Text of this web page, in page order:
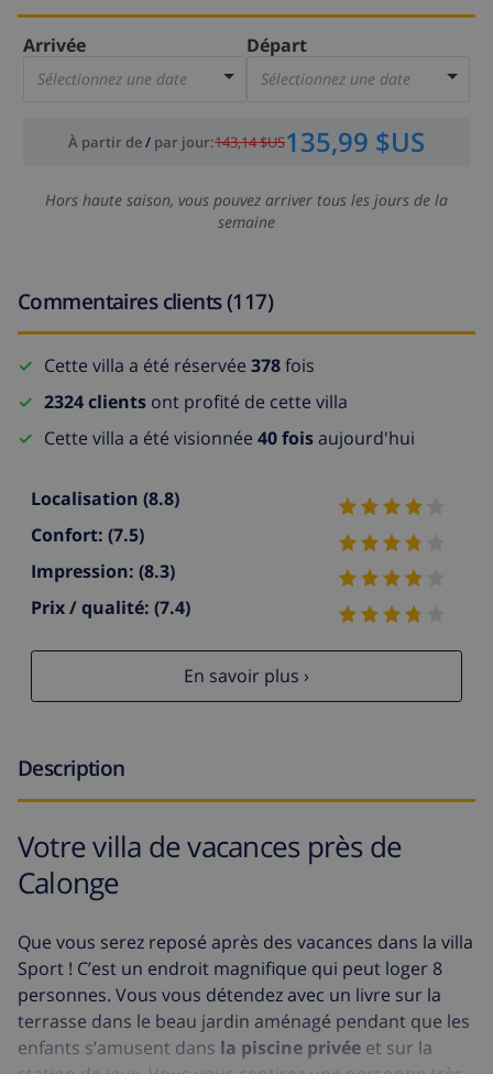
Arrivée
Sélectionnez une date
Départ
Sélectionnez une date
À partir de/ par jour:143,14 $US135,99 $US
Hors haute saison, vous pouvez arriver tous les jours de la
semaine
Commentaires clients (117)
Cette villa a été réservée 378fois
2324 clients ont profité de cette villa
Cette villa a été visionnée 40 foisaujourd'hui
Localisation (8.8)
Confort: (7.5)
Impression: (8.3)
Prix / qualité: (7.4)
En savoir plus ›
Description
Votre villa de vacances près de
Calonge
Que vous serez reposé après des vacances dans la villa
Sport ! C’est un endroit magnifique qui peut loger 8
personnes. Vous vous détendez avec un livre sur la
terrasse dans le beau jardin aménagé pendant que les
enfants s’amusent dans la piscine privée et sur la